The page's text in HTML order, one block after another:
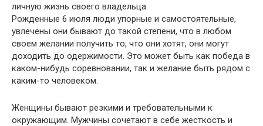
личную жизнь своего владельца.
Рожденные 6 июля люди упорные и самостоятельные,
увлечены они бывают до такой степени, что в любом
своем желании получить то, что они хотят, они могут
доходить до одержимости. Это может быть как победа в
каком-нибудь соревновании, так и желание быть рядом с
каким-то человеком.
Женщины бывают резкими и требовательными к
окружающим. Мужчины сочетают в себе жесткость и